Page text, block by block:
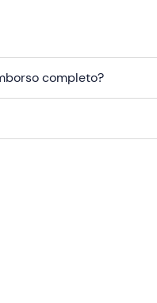
completo?